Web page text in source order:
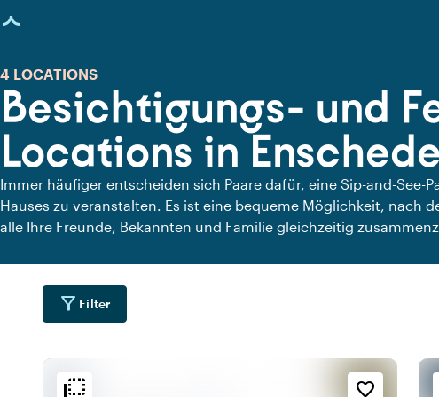
geladen
Besichtigungs- und
Locations in Enschede
4 LOCATIONS
Immer häufiger entscheiden sich Paare dafür, eine Sip-and-See-
Hauses zu veranstalten. Es ist eine bequeme Möglichkeit, nach
alle Ihre Freunde, Bekannten und Familie gleichzeitig
filter_alt Filter
flip_to_back favorite_border
Ambiente und Ästhetik
Erreichbarkeit und Lage